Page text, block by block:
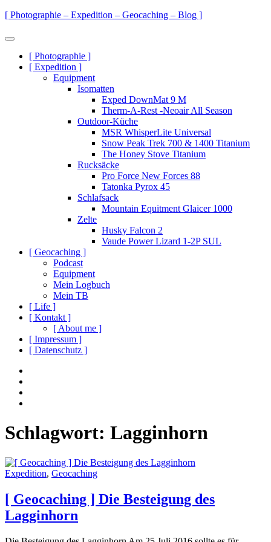
Zum
springen
[ Photographie – Expedition – Geocaching – Blog ]
Menü
Primäre
Navigation
[ Photographie ]
[ Expedition ]
Equipment
Isomatten
Exped DownMat 9 M
Therm-A-Rest -Neoair All Season
Outdoor-Küche
MSR WhisperLite Universal
Snow Peak Trek 700 & 1400 Titanium
The Honey Stove Titanium
Rucksäcke
Pro Force New Forces 88
Tatonka Pyrox 45
Schlafsack
Mountain Equitment Glaicer 1000
Zelte
Husky Falcon 2
Vaude Power Lizard 1-2P SUL
[ Geocaching ]
Podcast
Equipment
Mein Logbuch
Mein TB
[ Life ]
[ Kontakt ]
[ About me ]
[ Impressum ]
[ Datenschutz ]
Social
Navigation
Schlagwort: Lagginhorn
Expedition, Geocaching
[ Geocaching ] Die Besteigung des
Lagginhorn